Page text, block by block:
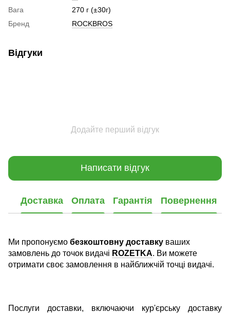
Вага
270 г (±30г)
Бренд
ROCKBROS
Відгуки
Додайте перший відгук
Написати відгук
Доставка Оплата Гарантія Повернення
Ми пропонуємо безкоштовну доставку ваших
замовлень до точок видачі ROZETKA. Ви можете
отримати своє замовлення в найближчій точці видачі.
Послуги доставки, включаючи кур'єрську доставку